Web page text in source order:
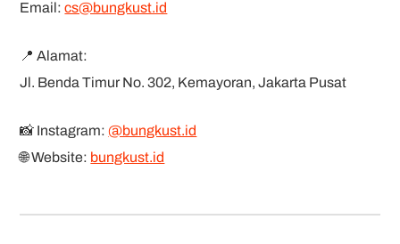
Email:cs@bungkust.id
📍 Alamat:
Jl. Benda Timur No. 302, Kemayoran, Jakarta Pusat
📸 Instagram:@bungkust.id
🌐 Website: bungkust.id